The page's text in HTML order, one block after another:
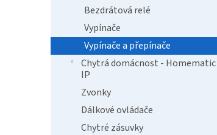
Bezdrátová relé
Vypínače
Vypínače a přepínače
Chytrá domácnost - Homematic
IP
Zvonky
Dálkové ovládače
Chytré zásuvky